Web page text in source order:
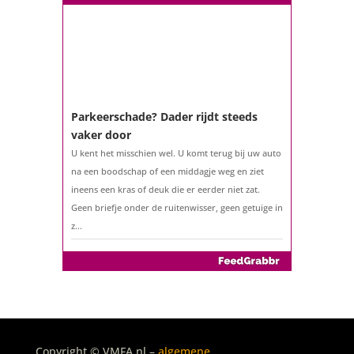
Parkeerschade? Dader rijdt steeds
vaker door
U kent het misschien wel. U komt terug bij uw auto
na een boodschap of een middagje weg en ziet
ineens een kras of deuk die er eerder niet zat.
Geen briefje onder de ruitenwisser, geen getuige in
z...
De belastingaangifte 2025